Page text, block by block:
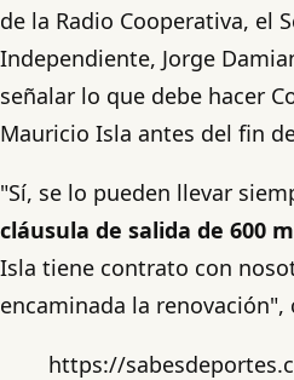
de la Radio Cooperativa, el
Independiente, Jorge
señalar lo que debe hacer
Mauricio Isla antes del fin
"Sí, se lo pueden llevar
cláusula de salida de 600
Isla tiene contrato con
encaminada la
https://